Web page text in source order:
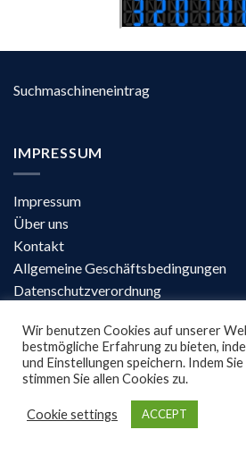
Suchmaschineneintrag
IMPRESSUM
Impressum
Über uns
Kontakt
Allgemeine Geschäftsbedingungen
Datenschutzverordnung
Copyright 2026 © UX
© SIWI DESIGN – alle
Wir benutzen Cookies auf unserer
bestmögliche Erfahrung zu bieten,
und Einstellungen speichern. Indem Sie
stimmen Sie allen Cookies zu.
Cookie settings ACCEPT